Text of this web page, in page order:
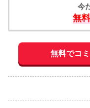
今
無
無料でコ